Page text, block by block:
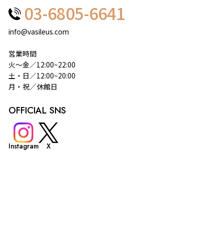
03-6805-6641
info@vasileus.com
営業時間
火～金／12:00~22:00
土・日／12:00~20:00
月・祝／休館日
OFFICIAL SNS
Instagram X